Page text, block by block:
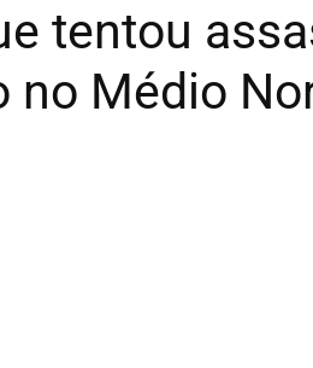
tentou
no Médio